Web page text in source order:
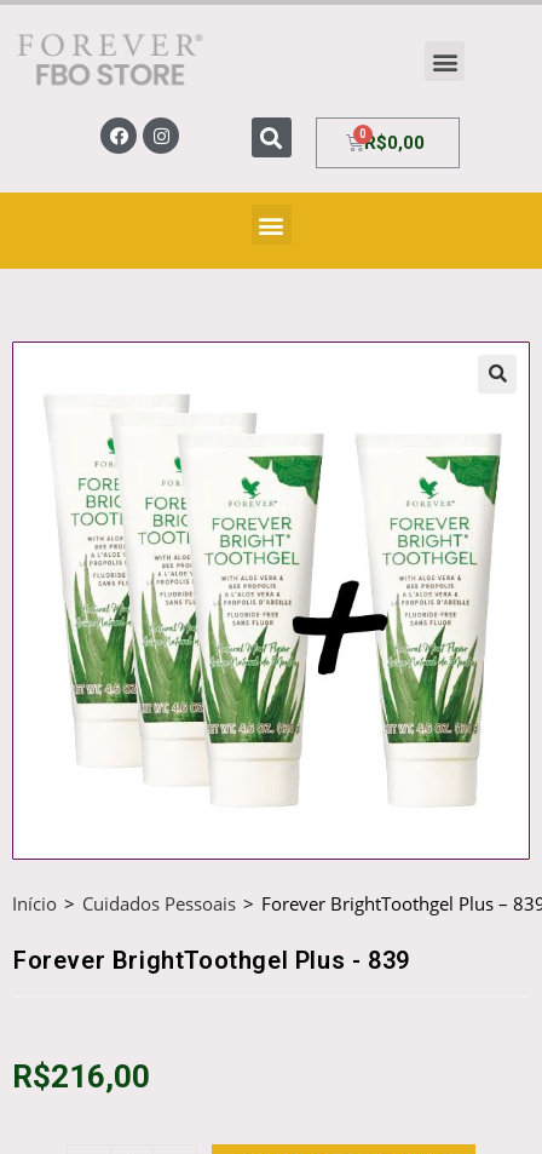
R$0,00
Início > Cuidados Pessoais > Forever BrightToothgel Plus –
Forever BrightToothgel Plus - 839
R$216,00